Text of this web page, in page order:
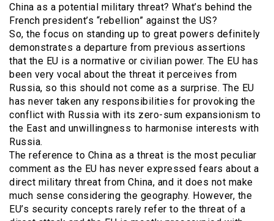
China as a potential military threat? What’s behind the
French president’s “rebellion” against the US?
So, the focus on standing up to great powers definitely
demonstrates a departure from previous assertions
that the EU is a normative or civilian power. The EU has
been very vocal about the threat it perceives from
Russia, so this should not come as a surprise. The EU
has never taken any responsibilities for provoking the
conflict with Russia with its zero-sum expansionism to
the East and unwillingness to harmonise interests with
Russia.
The reference to China as a threat is the most peculiar
comment as the EU has never expressed fears about a
direct military threat from China, and it does not make
much sense considering the geography. However, the
EU’s security concepts rarely refer to the threat of a